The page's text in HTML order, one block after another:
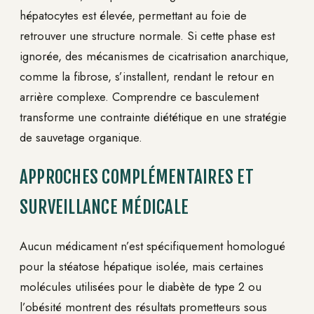
hépatocytes est élevée, permettant au foie de
retrouver une structure normale. Si cette phase est
ignorée, des mécanismes de cicatrisation anarchique,
comme la fibrose, s’installent, rendant le retour en
arrière complexe. Comprendre ce basculement
transforme une contrainte diététique en une stratégie
de sauvetage organique.
APPROCHES COMPLÉMENTAIRES ET
SURVEILLANCE MÉDICALE
Aucun médicament n’est spécifiquement homologué
pour la stéatose hépatique isolée, mais certaines
molécules utilisées pour le diabète de type 2 ou
l’obésité montrent des résultats prometteurs sous